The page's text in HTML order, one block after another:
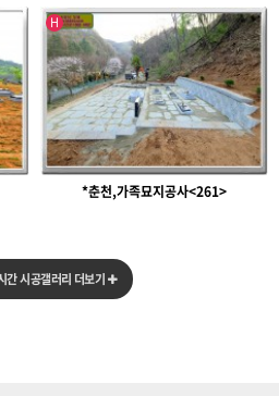
H
인기글
*춘천,가족묘지공사<261>
간 시공갤러리 더보기